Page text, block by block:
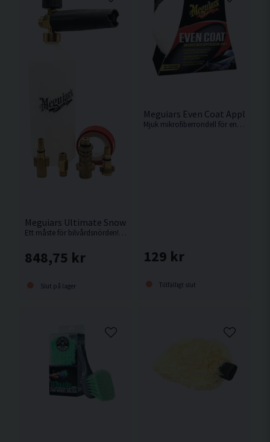
Meguiars Ultimate Snow Foam Cannon Kit Foam Lance
Ett måste för bilvårdsnörden! För enkel applicering av skummande bilshampoo och förtvättsmedel.
848,75 kr
Slut på lager
Meguiars Even Coat
Mjuk mikrofiberrondell för en skonsam applicering av exempelvis vax, polish och lätt slipande produkter.
129 kr
Tillfälligt slut